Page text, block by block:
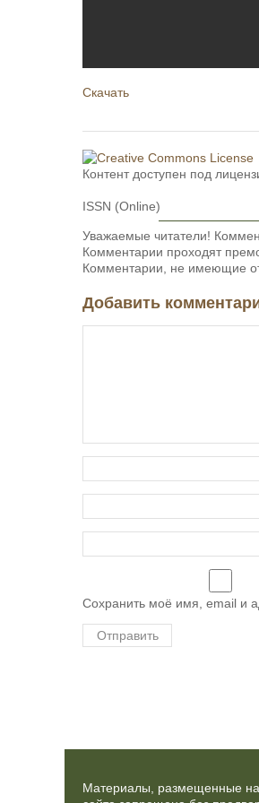
Скачать
Контент доступен под
ISSN (Online)
Уважаемые читатели!
Комментарии проходят
Комментарии, не имеющие
Добавить
Сохранить моё имя, email и
Материалы, размещенные на